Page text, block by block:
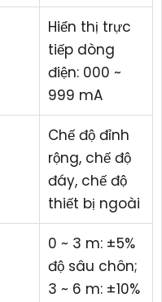
Hiển thị trực
tiếp dòng
điện: 000 ~
999 mA
Chế độ đỉnh
rộng, chế độ
đáy, chế độ
thiết bị ngoài
0 ~ 3 m: ±5%
độ sâu chôn;
3 ~ 6 m: ±10%